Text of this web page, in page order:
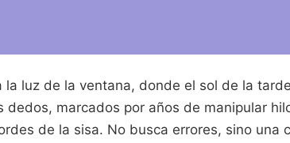
la luz de la ventana, donde el sol de la
dedos, marcados por años de manipular
de la sisa. No busca errores, sino una